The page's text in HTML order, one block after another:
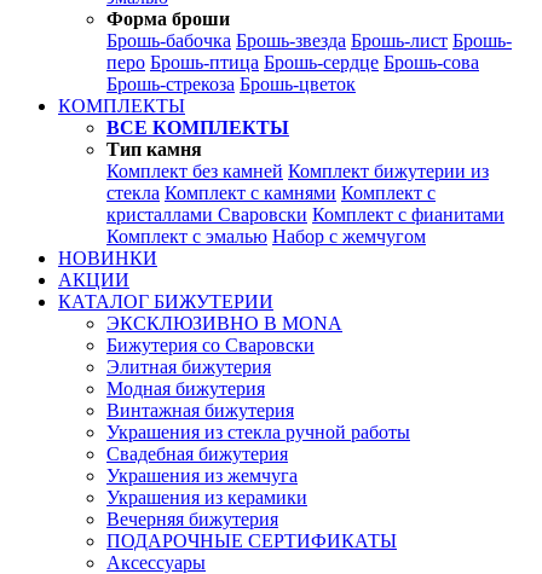
Форма броши
Брошь-бабочка Брошь-звезда Брошь-лист Брошь-
перо Брошь-птица Брошь-сердце Брошь-сова
Брошь-стрекоза Брошь-цветок
КОМПЛЕКТЫ
ВСЕ КОМПЛЕКТЫ
Тип камня
Комплект без камней Комплект бижутерии из
стекла Комплект с камнями Комплект с
кристаллами Сваровски Комплект с фианитами
Комплект с эмалью Набор с жемчугом
НОВИНКИ
АКЦИИ
КАТАЛОГ БИЖУТЕРИИ
ЭКСКЛЮЗИВНО В MONA
Бижутерия со Сваровски
Элитная бижутерия
Модная бижутерия
Винтажная бижутерия
Украшения из стекла ручной работы
Свадебная бижутерия
Украшения из жемчуга
Украшения из керамики
Вечерняя бижутерия
ПОДАРОЧНЫЕ СЕРТИФИКАТЫ
Аксессуары